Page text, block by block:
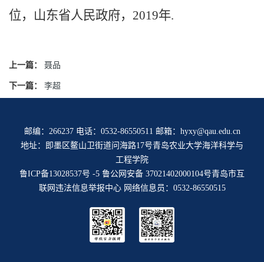
位，山东省人民政府，2019年.
上一篇： 聂品
下一篇： 李超
邮编：266237 电话：0532-86550511 邮箱：hyxy@qau.edu.cn
地址：即墨区鳌山卫街道问海路17号青岛农业大学海洋科学与
工程学院
鲁ICP备13028537号 -5 鲁公网安备 37021402000104号青岛市互
联网违法信息举报中心网络信息员：0532-86550515